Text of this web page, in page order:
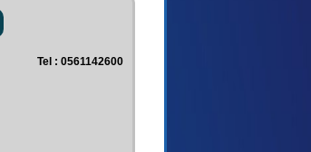
Tel : 0561142600